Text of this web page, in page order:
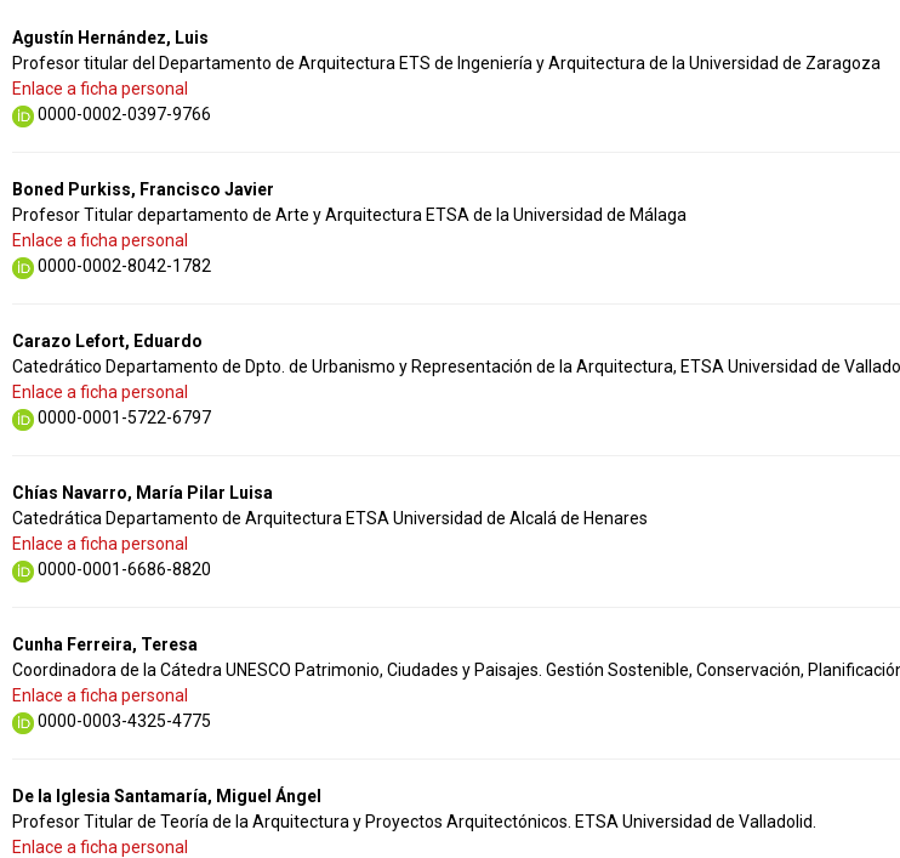
Agustín Hernández, Luis
Profesor titular del Departamento de Arquitectura ETS de Ingeniería y Arquitectura de la Universidad de Zaragoza
Enlace a ficha personal
0000-0002-0397-9766
Boned Purkiss, Francisco Javier
Profesor Titular departamento de Arte y Arquitectura ETSA de la Universidad de Málaga
Enlace a ficha personal
0000-0002-8042-1782
Carazo Lefort, Eduardo
Catedrático Departamento de Dpto. de Urbanismo y Representación de la Arquitectura, ETSA Universidad de
Enlace a ficha personal
0000-0001-5722-6797
Chías Navarro, María Pilar Luisa
Catedrática Departamento de Arquitectura ETSA Universidad de Alcalá de Henares
Enlace a ficha personal
0000-0001-6686-8820
Cunha Ferreira, Teresa
Coordinadora de la Cátedra UNESCO Patrimonio, Ciudades y Paisajes. Gestión Sostenible, Conservación,
Enlace a ficha personal
0000-0003-4325-4775
De la Iglesia Santamaría, Miguel Ángel
Profesor Titular de Teoría de la Arquitectura y Proyectos Arquitectónicos. ETSA Universidad de Valladolid.
Enlace a ficha personal